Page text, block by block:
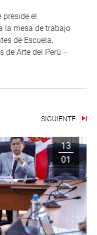
preside el
la mesa de trabajo
de Escuela,
de Arte del Perú –
SIGUIENTE
13
01